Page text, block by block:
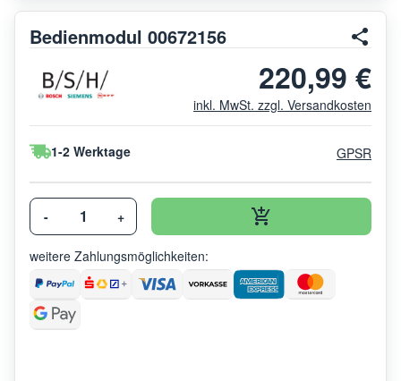
Bedienmodul 00672156
220,99 €
inkl. MwSt. zzgl. Versandkosten
1-2 Werktage GPSR
- +
weitere Zahlungsmöglichkeiten: